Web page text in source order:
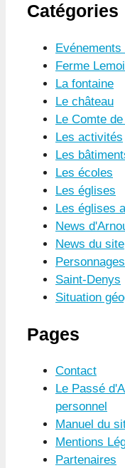
Catégories
Ferme
La fontaine
Le château
Le Comte
Les activités
Les
Les écoles
Les églises
Les églises
News
News du site
Saint-Denys
Situation
Pages
Contact
Le Passé
personnel
Manuel du
Mentions
Partenaires